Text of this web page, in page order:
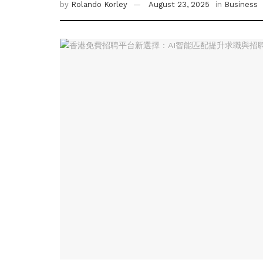
by Rolando Korley August 23, 2025 in Business